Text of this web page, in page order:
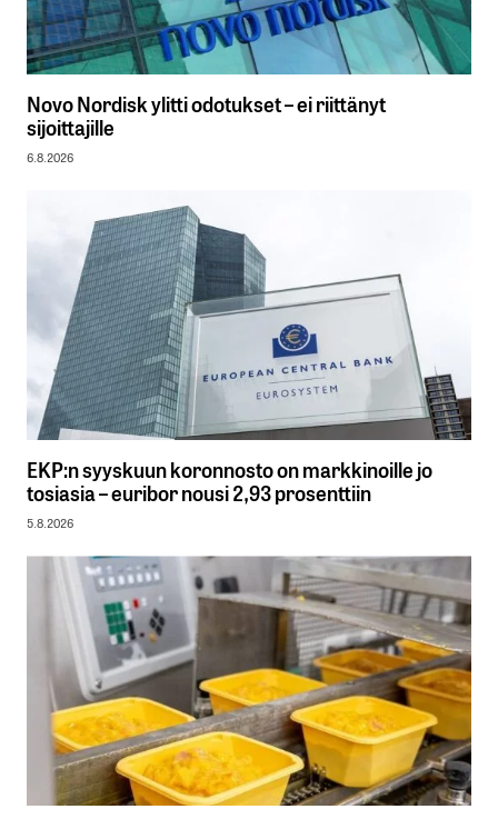
Novo Nordisk ylitti odotukset – ei riittänyt
sijoittajille
6.8.2026
EKP:n syyskuun koronnosto on markkinoille jo
tosiasia – euribor nousi 2,93 prosenttiin
5.8.2026